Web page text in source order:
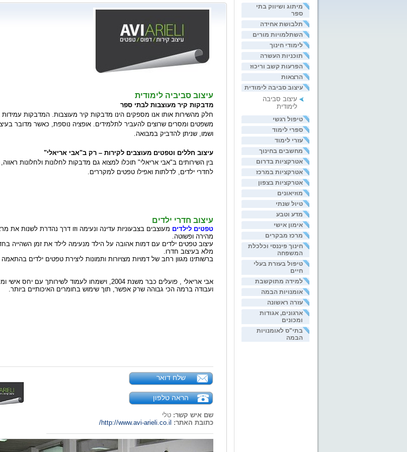
מיתוג ושיווק בתי
ספר
תלבושת אחידה
השתלמויות מורים
לימודי חינוך
תוכניות העשרה
הפרעות קשב וריכוז
הרצאות
עיצוב סביבה לימודית
עיצוב סביבה
לימודית
טיפול רגשי
ספרי לימוד
עזרי לימוד
מחשבים בחינוך
אטרקציות בדרום
אטרקציות במרכז
אטרקציות בצפון
מוזיאונים
טיול שנתי
מדע וטבע
אימון אישי
מרכז מבקרים
חינוך פיננסי וכלכלת
המשפחה
טיפול בעזרת בעלי
חיים
למידה מתוקשבת
אומנויות הבמה
עזרה ראשונה
ארגונים, אגודות
ומכונים
בתי"ס לאומנויות
הבמה
עיצוב סביביה לימודית
מדבקות קיר מעוצבות לבתי ספר
חלק מהשירות אותו אנו מספקים הינו מדבקות קיר מעוצבות. המדבקות עמידות
משפטים ומסרים שרוצים להעביר לתלמידים. אופציה נוספת, כאשר מדובר
ושמו, שניתן להדביק במבואה.
עיצוב חללים וטפטים מעוצבים לקירות – רק ב"אבי אריאלי"
בין השירותים ב"אבי אריאלי" תוכלו למצוא גם מדבקות לחלונות ולחלונות
לחדרי ילדים, לדלתות ואפילו טפטים למקררים.
עיצוב חדרי ילדים
טפטים לילדים מעוצבים בצבעוניות עדינה ונעימה וזו דרך נהדרת לשנות את
מהירה ופשוטה.
עיצוב טפטים ילדים עם דמות אהובה על הילד מנעימה לילד את זמן השהייה
מלא בעיצוב חדרו.
ברשותינו מגוון רחב של דמויות מצויורות ותמונות ליצירת טפטים ילדים
אבי אריאלי , פועלים כבר משנת 2004, וישמחו לעמוד לשירותך עם
ועבודה ברמה הכי גבוהה שרק אפשר, תוך שימוש בחומרים האיכותיים ביותר.
שלח דואר
הראה טלפון
שם איש קשר: טלי
כתובת האתר: http://www.avi-arieli.co.il/